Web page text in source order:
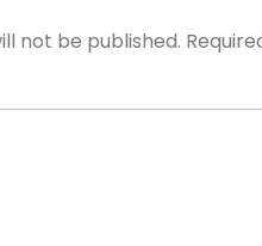
not be published.